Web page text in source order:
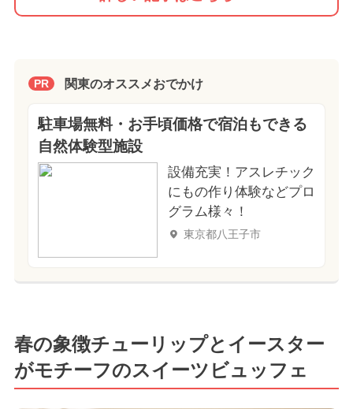
PR 関東のオススメおでかけ
駐車場無料・お手頃価格で宿泊もできる
自然体験型施設
設備充実！アスレチック
にもの作り体験などプロ
グラム様々！
東京都八王子市
春の象徴チューリップとイースター
がモチーフのスイーツビュッフェ